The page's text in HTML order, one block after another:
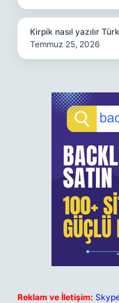
Kirpik nasıl yazılır
Temmuz 25, 2026
Reklam ve İletişim: